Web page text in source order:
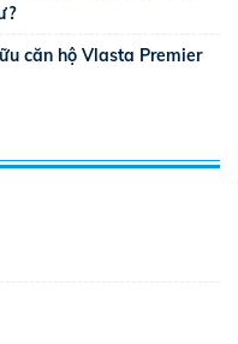
căn hộ Vlasta Premier